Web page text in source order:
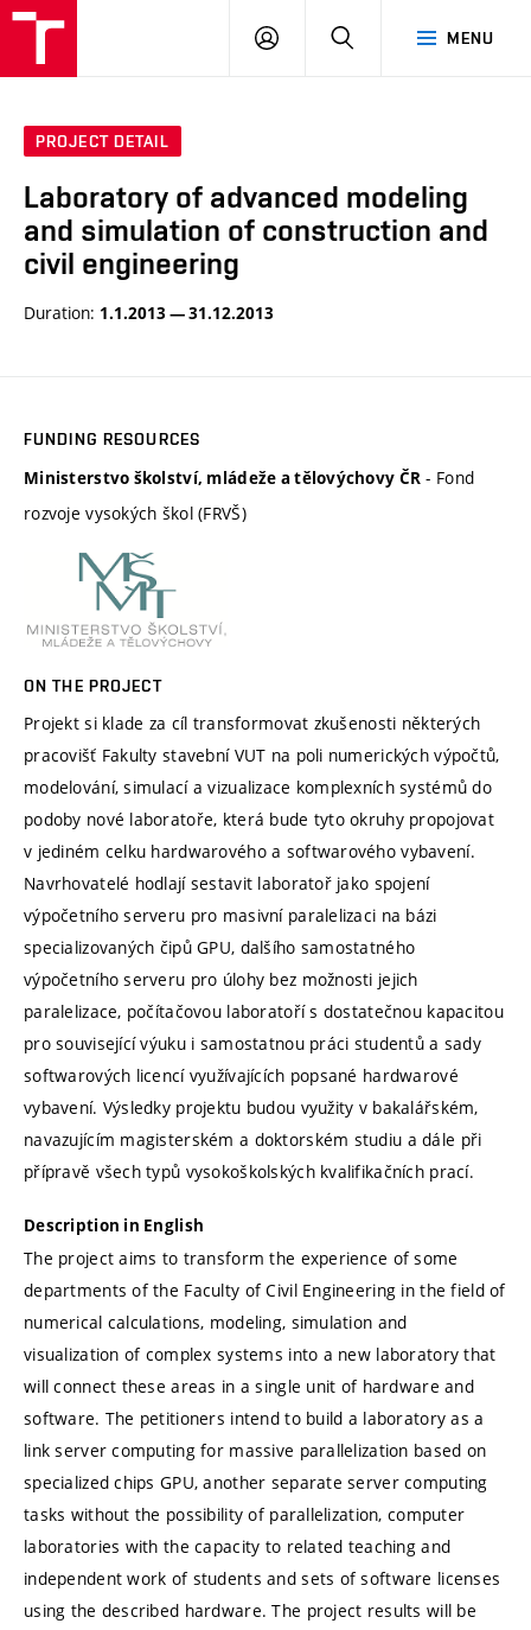
MENU
LOG
SEARCH
PROJECT DETAIL
Laboratory of advanced modeling
and simulation of construction and
civil engineering
Duration: 1.1.2013 — 31.12.2013
FUNDING RESOURCES
Ministerstvo školství, mládeže a tělovýchovy ČR - Fond
rozvoje vysokých škol (FRVŠ)
ON THE PROJECT
Projekt si klade za cíl transformovat zkušenosti některých
pracovišť Fakulty stavební VUT na poli numerických výpočtů,
modelování, simulací a vizualizace komplexních systémů do
podoby nové laboratoře, která bude tyto okruhy propojovat
v jediném celku hardwarového a softwarového vybavení.
Navrhovatelé hodlají sestavit laboratoř jako spojení
výpočetního serveru pro masivní paralelizaci na bázi
specializovaných čipů GPU, dalšího samostatného
výpočetního serveru pro úlohy bez možnosti jejich
paralelizace, počítačovou laboratoří s dostatečnou kapacitou
pro související výuku i samostatnou práci studentů a sady
softwarových licencí využívajících popsané hardwarové
vybavení. Výsledky projektu budou využity v bakalářském,
navazujícím magisterském a doktorském studiu a dále při
přípravě všech typů vysokoškolských kvalifikačních prací.
Description in English
The project aims to transform the experience of some
departments of the Faculty of Civil Engineering in the field of
numerical calculations, modeling, simulation and
visualization of complex systems into a new laboratory that
will connect these areas in a single unit of hardware and
software. The petitioners intend to build a laboratory as a
link server computing for massive parallelization based on
specialized chips GPU, another separate server computing
tasks without the possibility of parallelization, computer
laboratories with the capacity to related teaching and
independent work of students and sets of software licenses
using the described hardware. The project results will be